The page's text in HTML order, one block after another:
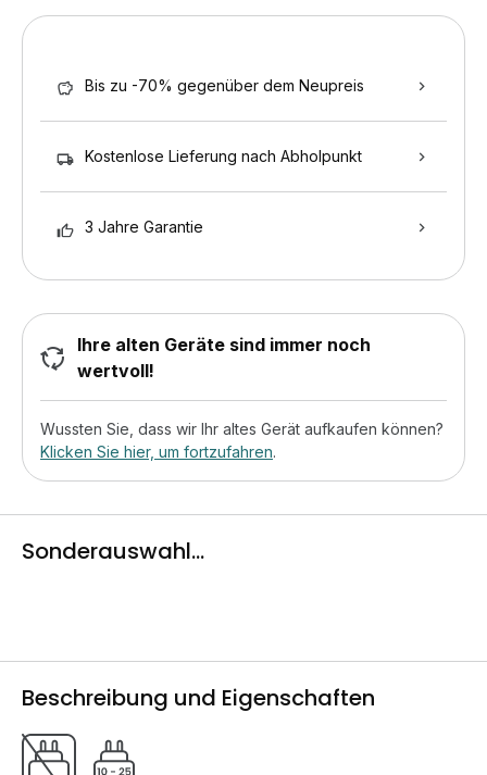
Bis zu -70% gegenüber dem Neupreis
Kostenlose Lieferung nach Abholpunkt
3 Jahre Garantie
Ihre alten Geräte sind immer noch
wertvoll!
Wussten Sie, dass wir Ihr altes Gerät aufkaufen können?
Klicken Sie hier, um fortzufahren.
Sonderauswahl...
Beschreibung und Eigenschaften